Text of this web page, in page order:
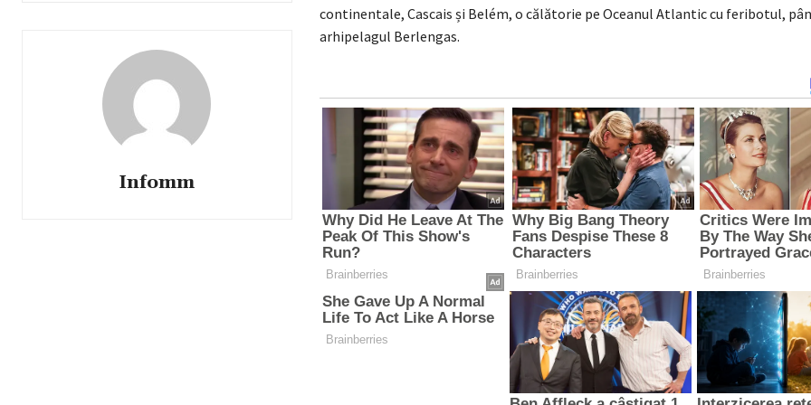
Infomm
continentale, Cascais și Belém, o călătorie pe Oceanul Atlantic cu feribotul,
arhipelagul Berlengas.